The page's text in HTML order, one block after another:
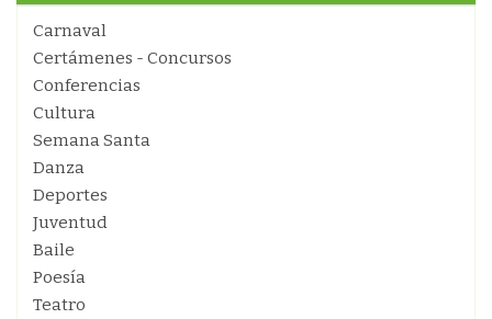
Carnaval
Certámenes - Concursos
Conferencias
Cultura
Semana Santa
Danza
Deportes
Juventud
Baile
Poesía
Teatro